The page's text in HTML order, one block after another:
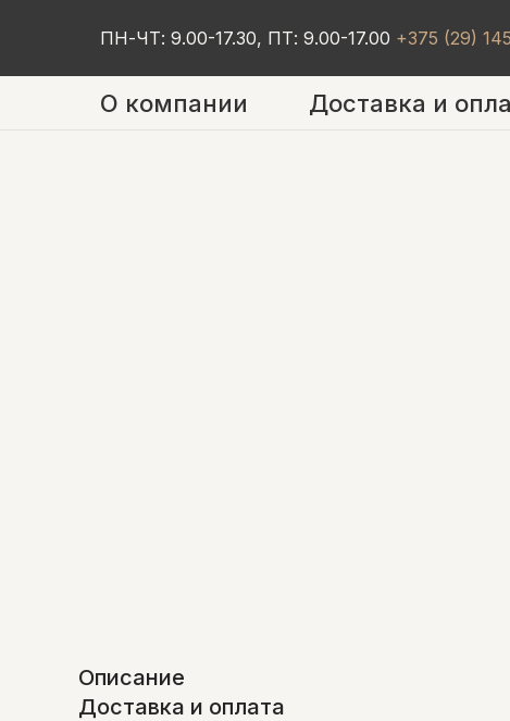
ПН-ЧТ: 9.00-17.30, ПТ: 9.00-17.00 +375 (29)
О компании Доставка и
Описание
Доставка и оплата